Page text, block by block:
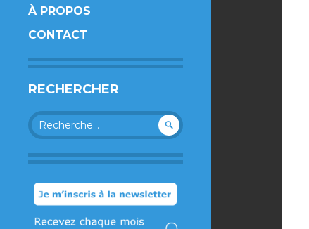
À PROPOS
CONTACT
RECHERCHER
Rechercher :